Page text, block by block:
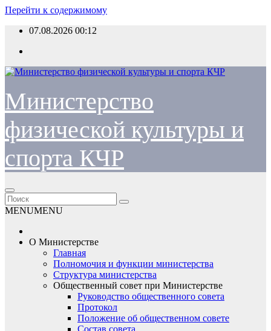
Перейти к содержимому
07.08.2026 00:12
Министерство
физической культуры и
спорта КЧР
MENUMENU
О Министерстве
Главная
Полномочия и функции министерства
Структура министерства
Общественный совет при Министерстве
Руководство общественного совета
Протокол
Положение об общественном совете
Состав совета